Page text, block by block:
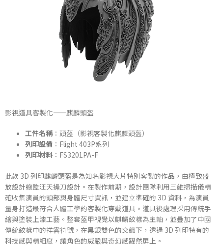
影視道具客製化——麒麟頭盔
工件名稱：頭盔（影視客製化麒麟頭盔）
列印設備 ：Flight 403P系列
列印材料：FS3201PA-F
此款 3D 列印麒麟頭盔是為知名影視大片特別客製的作品，由極致盛
放設計總監汪天操刀設計。在製作前期，設計團隊利用三維掃描儀精
確收集演員的頭部與身體尺寸資訊，並建立準確的 3D 資料，為演員
量身打造最符合人體工學的客製化穿戴道具。道具後處理採用傳統手
繪與塗裝上漆工藝。整套盔甲視覺以麒麟紋樣為主軸，並疊加了中國
傳統紋樣中的祥雲符號，在黑銀雙色的交織下，透過 3D 列印特有的
科技感與精細度，讓角色的威嚴與奇幻感躍然屏上。